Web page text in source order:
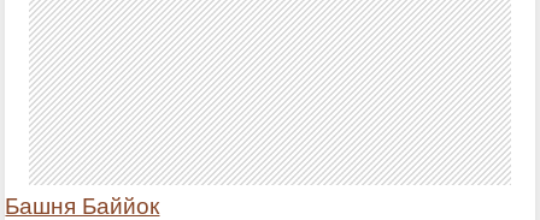
Башня Баййок